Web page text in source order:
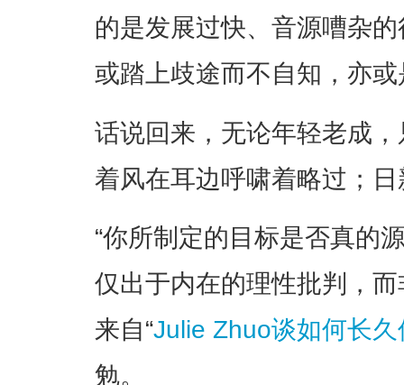
的是发展过快、音源嘈杂
或踏上歧途而不自知，亦
话说回来，无论年轻老成
着风在耳边呼啸着略过；
“你所制定的目标是否真的
仅出于内在的理性批判，
来自“Julie Zhuo谈如何长
勉。